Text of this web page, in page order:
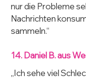
nur die Probleme
Nachrichten
sammeln.“
14. Daniel B. aus
„Ich sehe viel